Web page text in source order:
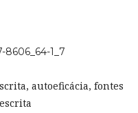
8606_64-1_7
autoeficácia, fontes